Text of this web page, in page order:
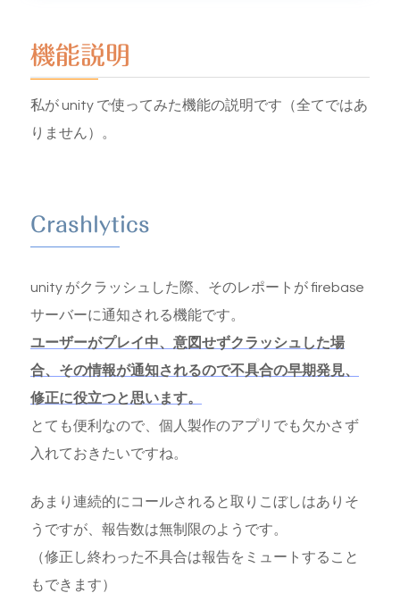
機能説明
私が unity で使ってみた機能の説明です（全てではあ
りません）。
Crashlytics
unity がクラッシュした際、そのレポートが firebase
サーバーに通知される機能です。
ユーザーがプレイ中、意図せずクラッシュした場
合、その情報が通知されるので不具合の早期発見、
修正に役立つと思います。
とても便利なので、個人製作のアプリでも欠かさず
入れておきたいですね。
あまり連続的にコールされると取りこぼしはありそ
うですが、報告数は無制限のようです。
（修正し終わった不具合は報告をミュートすること
もできます）